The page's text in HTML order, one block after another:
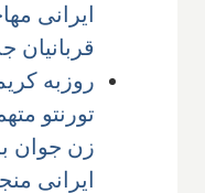
ایرانی
قربانیان
روزبه
تورنتو
زن جوان
ایرانی